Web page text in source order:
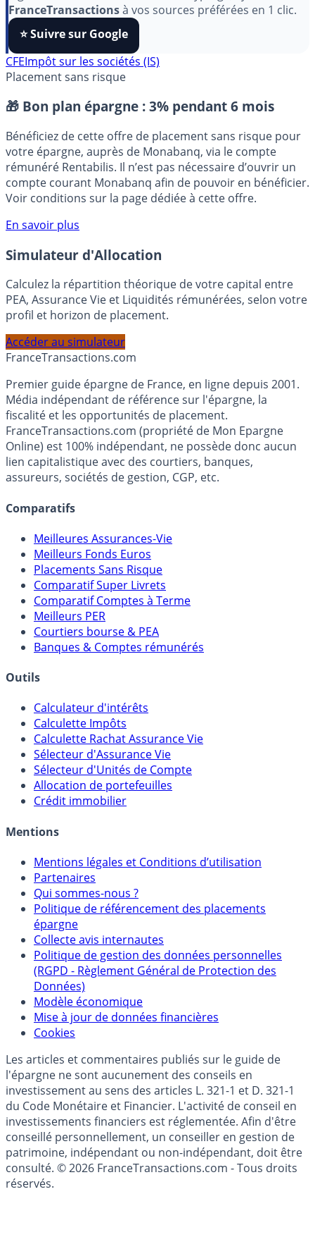
Pour soutenir le travail de notre équipe face aux
algorithmes et ne rater aucun décryptage, ajoutez
FranceTransactionsà vos sources préférées en 1 clic.
⭐️ Suivre sur Google
Impôt sur les sociétés (IS)
Placement sans risque
🎁 Bon plan épargne : 3% pendant 6 mois
Bénéficiez de cette offre de placement sans risque pour
votre épargne, auprès de Monabanq, via le compte
rémunéré Rentabilis. Il n’est pas nécessaire d’ouvrir un
Voir conditions sur la page dédiée à cette offre.
En savoir plus
Simulateur d'Allocation
Calculez la répartition théorique de votre capital entre
profil et horizon de placement.
FranceTransactions.com
Premier guide épargne de France, en ligne depuis 2001.
Média indépendant de référence sur l'épargne, la
fiscalité et les opportunités de placement.
FranceTransactions.com (propriété de Mon Epargne
Online) est 100% indépendant, ne possède donc aucun
assureurs, sociétés de gestion, CGP, etc.
Comparatifs
Meilleures Assurances-Vie
Meilleurs Fonds Euros
Placements Sans Risque
Comparatif Super Livrets
Comparatif Comptes à Terme
Meilleurs PER
Banques & Comptes rémunérés
Outils
Calculateur d'intérêts
Calculette Impôts
Calculette Rachat Assurance Vie
Sélecteur d'Assurance Vie
Sélecteur d'Unités de Compte
Crédit immobilier
Mentions
Mentions légales et Conditions d’utilisation
Partenaires
Qui sommes-nous ?
Politique de référencement des placements
épargne
Collecte avis internautes
Politique de gestion des données personnelles
(RGPD - Règlement Général de Protection des
Données)
Modèle économique
Cookies
Les articles et commentaires publiés sur le guide de
l'épargne ne sont aucunement des conseils en
investissement au sens des articles L. 321-1 et D. 321-1
du Code Monétaire et Financier. L'activité de conseil en
investissements financiers est réglementée. Afin d'être
conseillé personnellement, un conseiller en gestion de
patrimoine, indépendant ou non-indépendant, doit être